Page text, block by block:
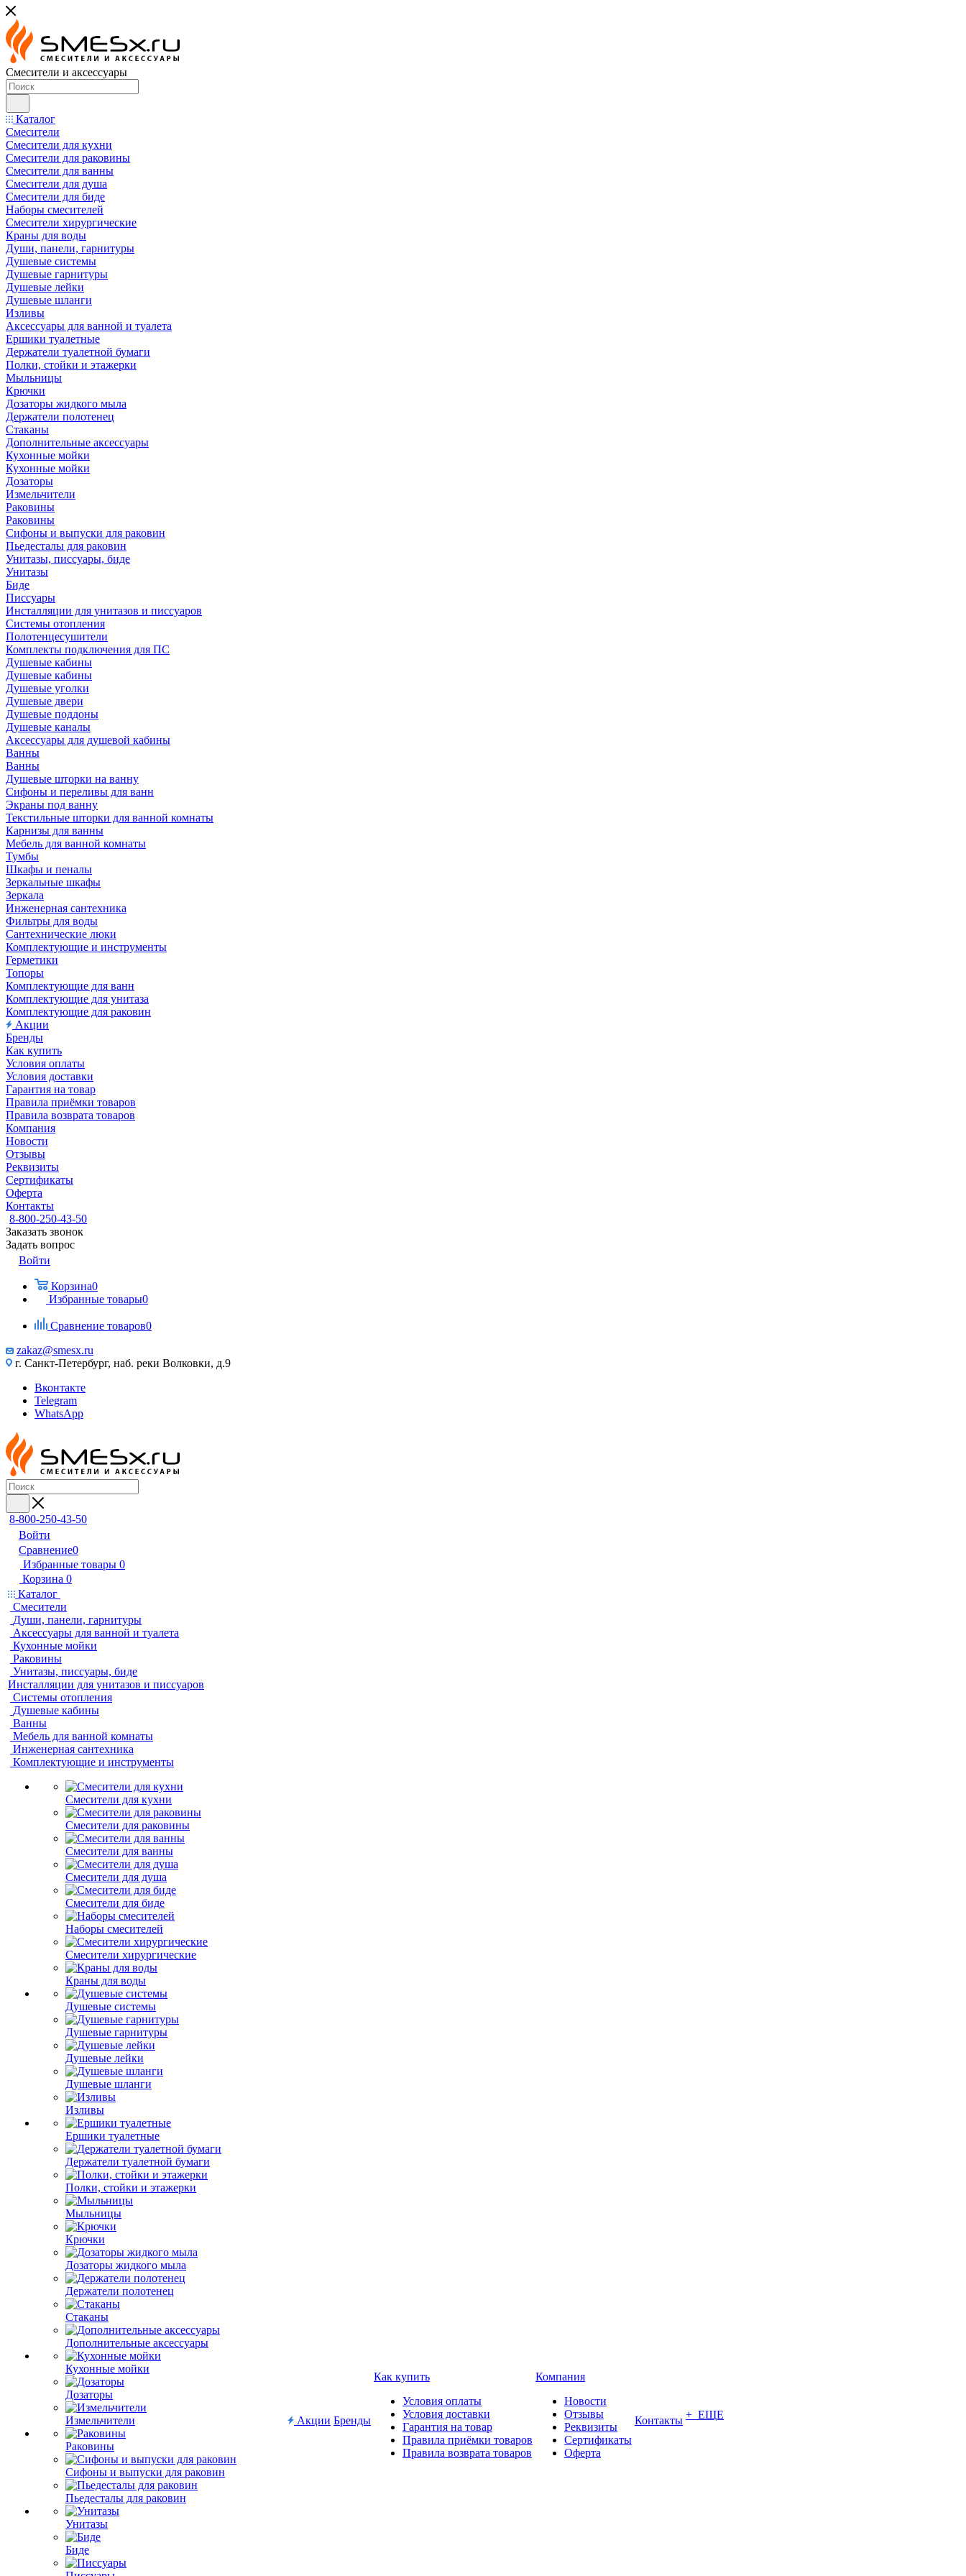
Смесители и аксессуары
Каталог
Смесители
Смесители для кухни
Смесители для раковины
Смесители для ванны
Смесители для душа
Смесители для биде
Наборы смесителей
Смесители хирургические
Краны для воды
Души, панели, гарнитуры
Душевые системы
Душевые гарнитуры
Душевые лейки
Душевые шланги
Изливы
Аксессуары для ванной и туалета
Ершики туалетные
Держатели туалетной бумаги
Полки, стойки и этажерки
Мыльницы
Крючки
Дозаторы жидкого мыла
Держатели полотенец
Стаканы
Дополнительные аксессуары
Кухонные мойки
Кухонные мойки
Дозаторы
Измельчители
Раковины
Раковины
Сифоны и выпуски для раковин
Пьедесталы для раковин
Унитазы, писсуары, биде
Унитазы
Биде
Писсуары
Инсталляции для унитазов и писсуаров
Системы отопления
Полотенцесушители
Комплекты подключения для ПС
Душевые кабины
Душевые кабины
Душевые уголки
Душевые двери
Душевые поддоны
Душевые каналы
Аксессуары для душевой кабины
Ванны
Ванны
Душевые шторки на ванну
Сифоны и переливы для ванн
Экраны под ванну
Текстильные шторки для ванной комнаты
Карнизы для ванны
Мебель для ванной комнаты
Тумбы
Шкафы и пеналы
Зеркальные шкафы
Зеркала
Инженерная сантехника
Фильтры для воды
Сантехнические люки
Комплектующие и инструменты
Герметики
Топоры
Комплектующие для ванн
Комплектующие для унитаза
Комплектующие для раковин
Акции
Бренды
Как купить
Условия оплаты
Условия доставки
Гарантия на товар
Правила приёмки товаров
Правила возврата товаров
Компания
Новости
Отзывы
Реквизиты
Сертификаты
Оферта
Контакты
8-800-250-43-50
Заказать звонок
Задать вопрос
Войти
Корзина0
Избранные товары0
Сравнение товаров0
zakaz@smesx.ru
г. Санкт-Петербург, наб. реки Волковки, д.9
Вконтакте
Telegram
WhatsApp
8-800-250-43-50
Войти
Сравнение0
Избранные товары 0
Корзина 0
Каталог
Смесители
Души, панели, гарнитуры
Аксессуары для ванной и туалета
Кухонные мойки
Раковины
Унитазы, писсуары, биде
Инсталляции для унитазов и писсуаров
Системы отопления
Душевые кабины
Ванны
Мебель для ванной комнаты
Инженерная сантехника
Комплектующие и инструменты
Смесители для кухни
Смесители для раковины
Смесители для ванны
Смесители для душа
Смесители для биде
Наборы смесителей
Смесители хирургические
Краны для воды
Душевые системы
Душевые гарнитуры
Душевые лейки
Душевые шланги
Изливы
Ершики туалетные
Держатели туалетной бумаги
Полки, стойки и этажерки
Мыльницы
Крючки
Дозаторы жидкого мыла
Держатели полотенец
Стаканы
Дополнительные аксессуары
Кухонные мойки
Дозаторы
Измельчители
Раковины
Сифоны и выпуски для раковин
Пьедесталы для раковин
Унитазы
Биде
Акции Бренды
Как купить
Условия оплаты
Условия доставки
Гарантия на товар
Правила приёмки товаров
Правила возврата товаров
Компания
Новости
Отзывы
Реквизиты
Сертификаты
Оферта
Контакты + ЕЩЕ